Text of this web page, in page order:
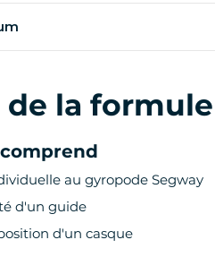
de la formule
au gyropode Segway
d'un guide
d'un casque